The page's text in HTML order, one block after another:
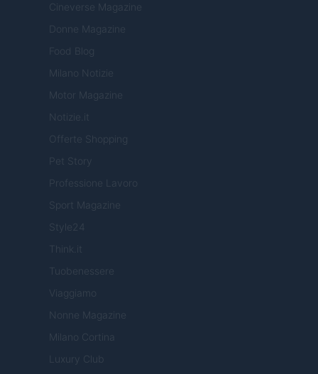
Cineverse Magazine
Donne Magazine
Food Blog
Milano Notizie
Motor Magazine
Notizie.it
Offerte Shopping
Pet Story
Professione Lavoro
Sport Magazine
Style24
Think.it
Tuobenessere
Viaggiamo
Nonne Magazine
Milano Cortina
Luxury Club